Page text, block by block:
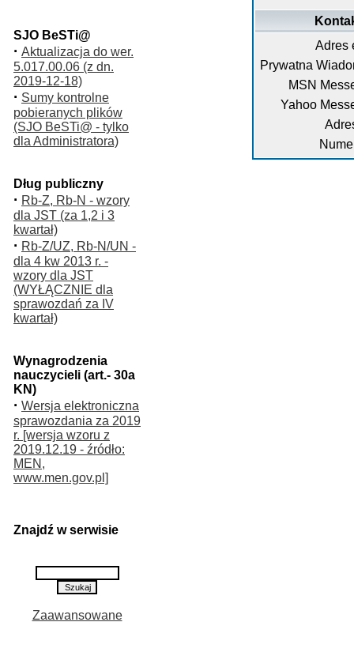
SJO BeSTi@
· Aktualizacja do wer.
5.017.00.06 (z dn.
2019-12-18)
· Sumy kontrolne
pobieranych plików
(SJO BeSTi@ - tylko
dla Administratora)
Dług publiczny
· Rb-Z, Rb-N - wzory
dla JST (za 1,2 i 3
kwartał)
· Rb-Z/UZ, Rb-N/UN -
dla 4 kw 2013 r. -
wzory dla JST
(WYŁĄCZNIE dla
sprawozdań za IV
kwartał)
Wynagrodzenia
nauczycieli (art.- 30a
KN)
· Wersja elektroniczna
sprawozdania za 2019
r. [wersja wzoru z
2019.12.19 - źródło:
MEN,
www.men.gov.pl]
Znajdź w serwisie
Zaawansowane
Adres
Prywatna
MSN
Yahoo